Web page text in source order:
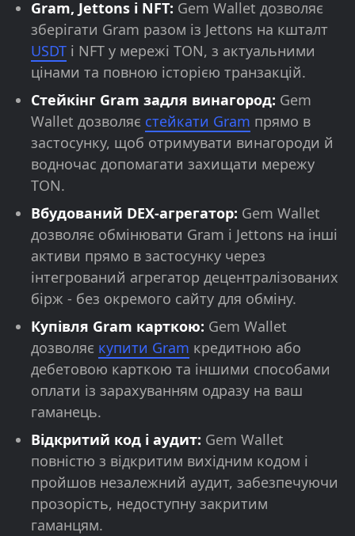
Gram, Jettons і NFT: Gem Wallet дозволяє
зберігати Gram разом із Jettons на кшталт
USDT і NFT у мережі TON, з актуальними
цінами та повною історією транзакцій.
Стейкінг Gram задля винагород: Gem
Wallet дозволяє стейкати Gram прямо в
застосунку, щоб отримувати винагороди й
водночас допомагати захищати мережу
TON.
Вбудований DEX-агрегатор: Gem Wallet
дозволяє обмінювати Gram і Jettons на інші
активи прямо в застосунку через
інтегрований агрегатор децентралізованих
бірж - без окремого сайту для обміну.
Купівля Gram карткою: Gem Wallet
дозволяє купити Gram кредитною або
дебетовою карткою та іншими способами
оплати із зарахуванням одразу на ваш
гаманець.
Відкритий код і аудит: Gem Wallet
повністю з відкритим вихідним кодом і
пройшов незалежний аудит, забезпечуючи
прозорість, недоступну закритим
гаманцям.